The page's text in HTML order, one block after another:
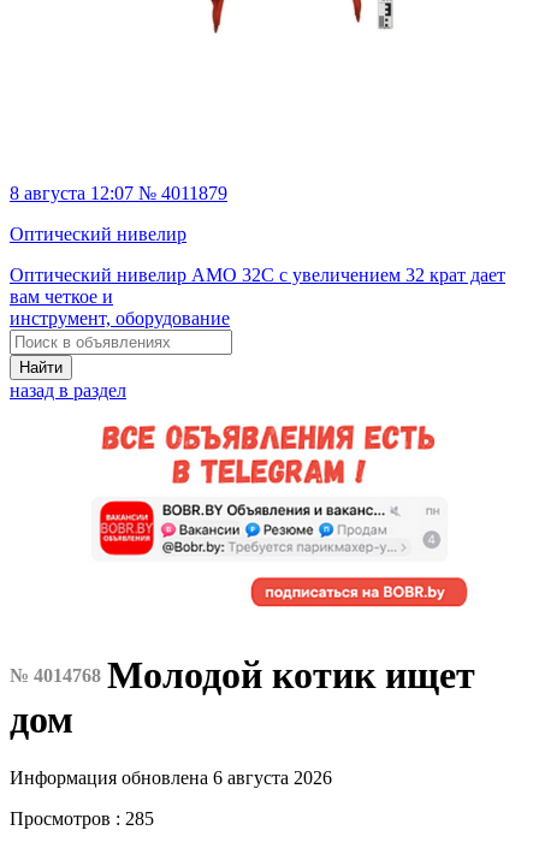
8 августа 12:07 № 4011879
Оптический нивелир
Оптический нивелир AMO 32C с увеличением 32 крат дает
вам четкое и
инструмент, оборудование
Найти
назад в раздел
№ 4014768 Молодой котик ищет
дом
Информация обновлена 6 августа 2026
Просмотров : 285